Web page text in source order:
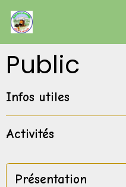
Public
Infos utiles
Activités
Présentation